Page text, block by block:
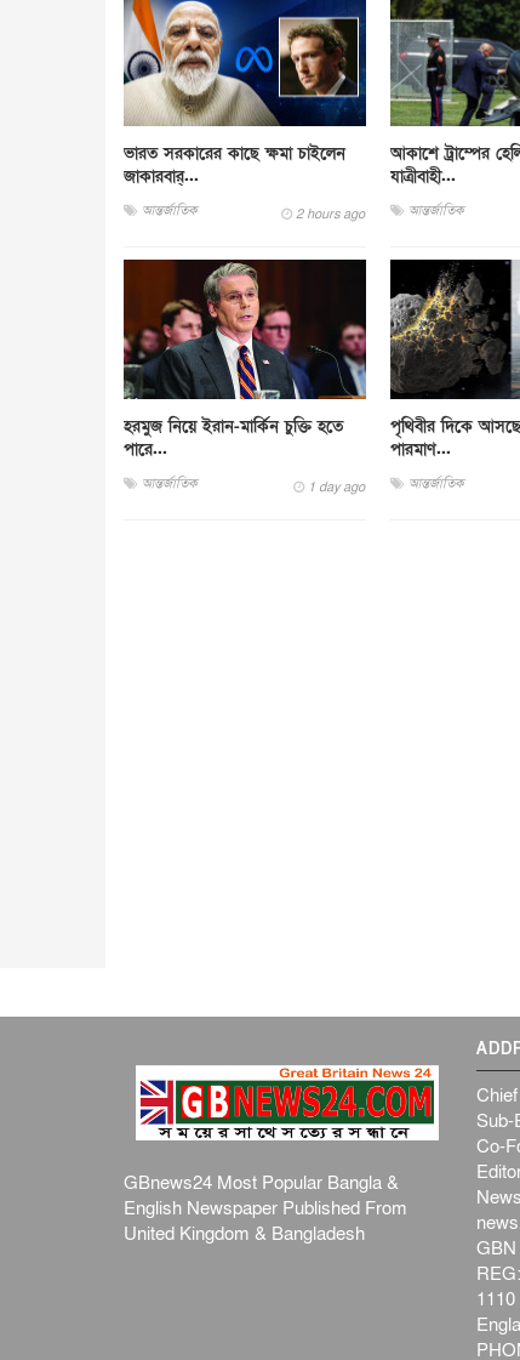
ভারত সরকারের কাছে ক্ষমা চাইলেন
জাকারবার্...
আন্তর্জাতিক 2 hours ago
আকাশে ট্রাম্পের
যাত্রীবাহী...
আন্তর্জাতিক
হরমুজ নিয়ে ইরান-মার্কিন চুক্তি হতে
পারে...
আন্তর্জাতিক 1 day ago
পৃথিবীর দিকে আসছে
পারমাণ...
আন্তর্জাতিক
GBnews24 Most Popular Bangla &
English Newspaper Published From
United Kingdom & Bangladesh
Sub-
Co-